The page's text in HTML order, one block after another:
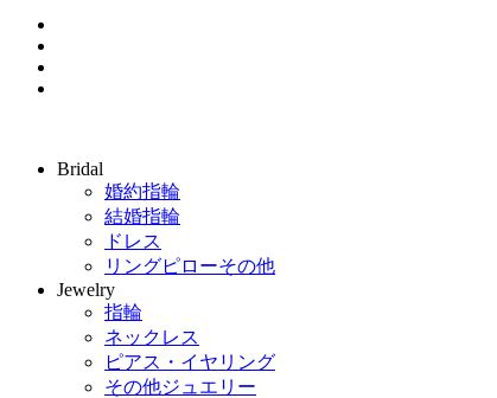
Bridal
婚約指輪
結婚指輪
ドレス
リングピローその他
Jewelry
指輪
ネックレス
ピアス・イヤリング
その他ジュエリー